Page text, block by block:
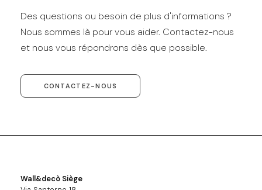
Des questions ou besoin de plus d'informations ?
Nous sommes là pour vous aider. Contactez-nous
et nous vous répondrons dès que possible.
CONTACTEZ-NOUS
Wall&decò Siège